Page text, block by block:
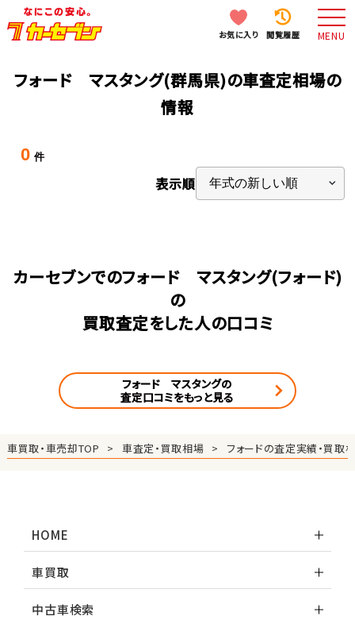
お気に入り 閲覧履歴 MENU
フォード マスタング(群馬県)の車査定相場の
情報
0 件
表示順
カーセブンでのフォード マスタング(フォード)
の
買取査定をした人の口コミ
フォード マスタングの
査定口コミをもっと見る
車買取・車売却TOP 車査定・買取相場 フォードの査定実績・買取
HOME
車買取
中古車検索